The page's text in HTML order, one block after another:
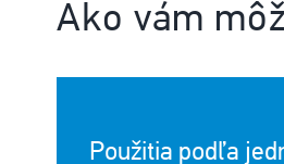
Ako vám
Použitia podľa